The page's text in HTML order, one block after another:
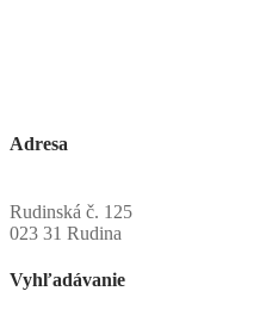
Adresa
Rudinská č. 125
023 31 Rudina
Vyhľadávanie